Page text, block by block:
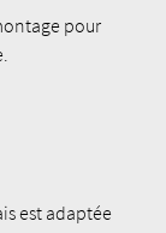
pour
est adaptée